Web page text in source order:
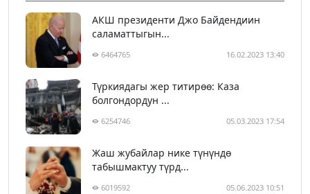
АКШ президенти Джо Байдендиин
саламаттыгын...
6464765 16.02.2023 13:40
Түркиядагы жер титирөө: Каза
болгондордун ...
6254746 05.03.2023 17:54
Жаш жубайлар нике түнүндө
табышмактуу түрд...
6019592 05.06.2023 10:51